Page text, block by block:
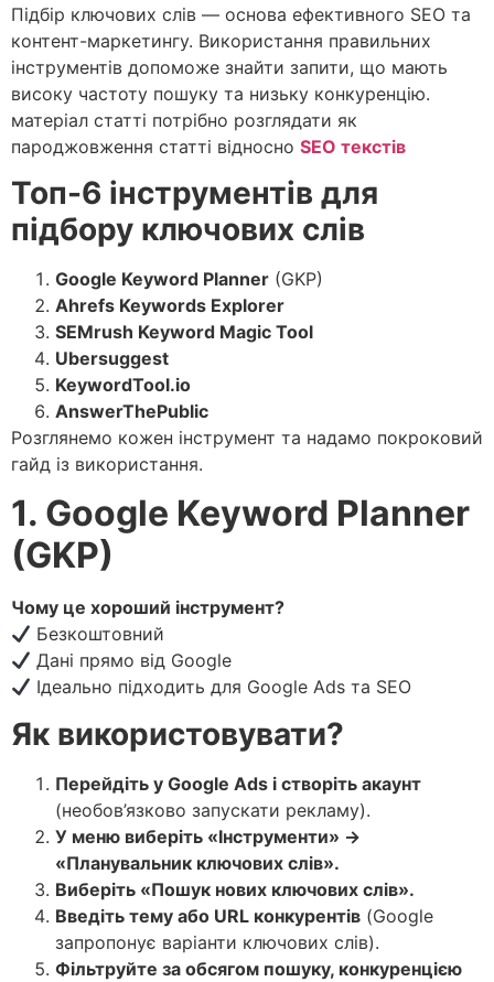
Підбір ключових слів — основа ефективного SEO та
контент-маркетингу. Використання правильних
інструментів допоможе знайти запити, що мають
високу частоту пошуку та низьку конкуренцію.
матеріал статті потрібно розглядати як
пароджовження статті відносно SEO текстів
Топ-6 інструментів для
підбору ключових слів
Google Keyword Planner (GKP)
Ahrefs Keywords Explorer
SEMrush Keyword Magic Tool
Ubersuggest
KeywordTool.io
AnswerThePublic
Розглянемо кожен інструмент та надамо покроковий
гайд із використання.
1. Google Keyword Planner
(GKP)
Чому це хороший інструмент?
Безкоштовний
Дані прямо від Google
Ідеально підходить для Google Ads та SEO
Як використовувати?
Перейдіть у Google Ads і створіть акаунт
(необов’язково запускати рекламу).
У меню виберіть «Інструменти» →
«Планувальник ключових слів».
Виберіть «Пошук нових ключових слів».
Введіть тему або URL конкурентів (Google
запропонує варіанти ключових слів).
Фільтруйте за обсягом пошуку, конкуренцією